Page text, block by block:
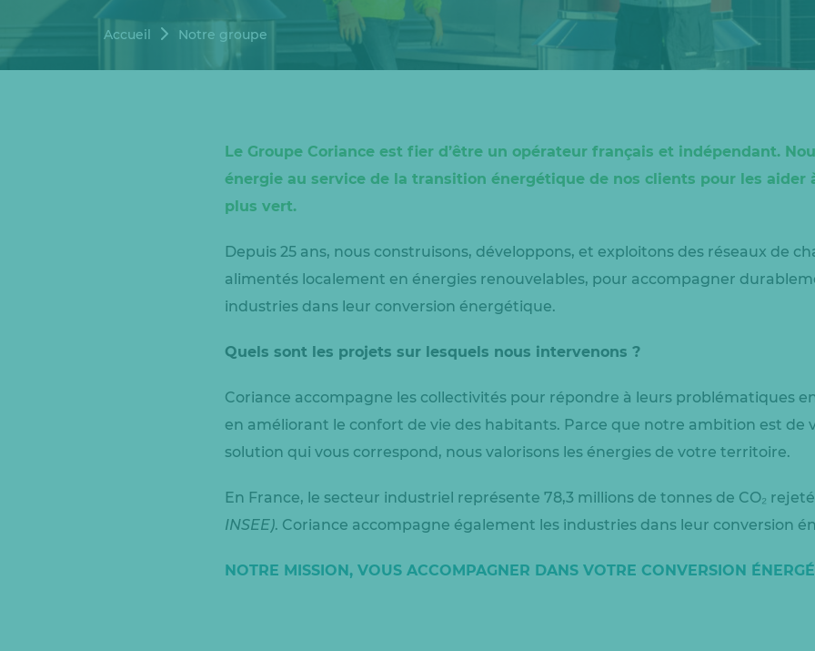
Accueil Notre groupe
Le Groupe Coriance est fier d’être un opérateur français et indépendant.
énergie au service de la transition énergétique de nos clients pour les aider
plus vert.
Depuis 25 ans, nous construisons, développons, et exploitons des réseaux de
alimentés localement en énergies renouvelables, pour accompagner
industries dans leur conversion énergétique.
Quels sont les projets sur lesquels nous intervenons ?
Coriance accompagne les collectivités pour répondre à leurs problématiques
en améliorant le confort de vie des habitants. Parce que notre ambition est de
solution qui vous correspond, nous valorisons les énergies de votre territoire.
En France, le secteur industriel représente 78,3 millions de tonnes de CO₂
INSEE). Coriance accompagne également les industries dans leur conversion
NOTRE MISSION, VOUS ACCOMPAGNER DANS VOTRE CONVERSION